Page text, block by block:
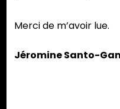
Merci de m’avoir lue.
Jéromine Santo-